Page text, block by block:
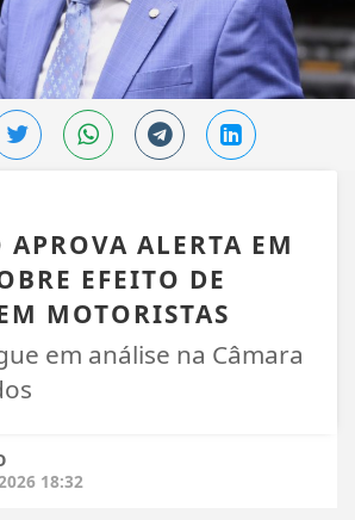
APROVA ALERTA EM
EFEITO DE
MOTORISTAS
em análise na Câmara
18:32